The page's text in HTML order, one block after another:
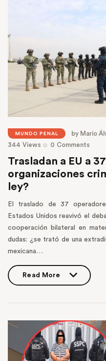
MUNDO PENAL by Mario
344 Views 0 Comments
Trasladan a EU a
organizaciones
ley?
El traslado de 37
Estados Unidos reavivó el
cooperación bilateral en
dudas: ¿se trató de una
mexicana…
Read More